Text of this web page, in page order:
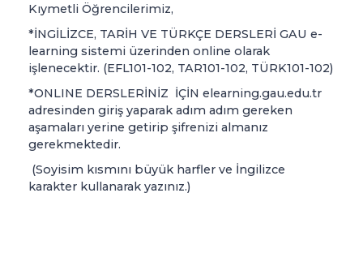
Kıymetli Öğrencilerimiz,
*İNGİLİZCE, TARİH VE TÜRKÇE DERSLERİ GAU e-
learning sistemi üzerinden online olarak
işlenecektir. (EFL101-102, TAR101-102, TÜRK101-102)
*ONLINE DERSLERİNİZ İÇİN elearning.gau.edu.tr
adresinden giriş yaparak adım adım gereken
aşamaları yerine getirip şifrenizi almanız
gerekmektedir.
(Soyisim kısmını büyük harfler ve İngilizce
karakter kullanarak yazınız.)